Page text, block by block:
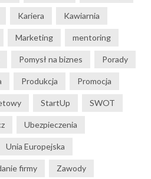
Kariera Kawiarnia
Marketing mentoring
Pomysł na biznes Porady
Produkcja Promocja
StartUp SWOT
Ubezpieczenia
Unia Europejska
firmy Zawody